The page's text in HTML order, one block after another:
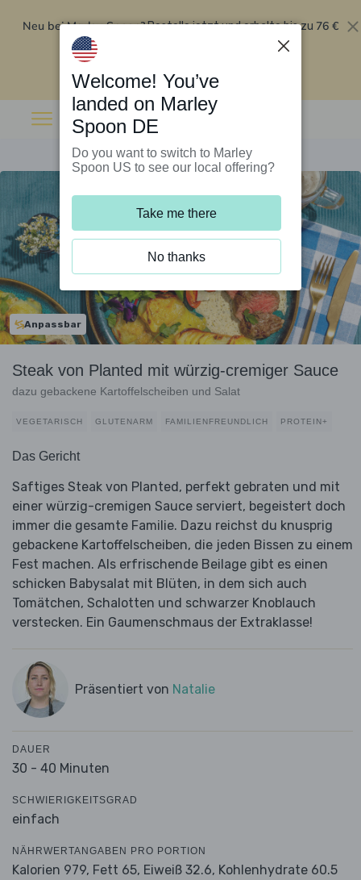
Neu bei Marley Spoon?Bestelle jetzt und erhalte bis zu 76 €
Rabatt auf deine ersten fünf Boxen
Anpassbar
Steak von Planted mit würzig-cremiger Sauce
dazu gebackene Kartoffelscheiben und Salat
VEGETARISCH GLUTENARM FAMILIENFREUNDLICH PROTEIN+
Das Gericht
Saftiges Steak von Planted, perfekt gebraten und mit
einer würzig-cremigen Sauce serviert, begeistert doch
immer die gesamte Familie. Dazu reichst du knusprig
gebackene Kartoffelscheiben, die jeden Bissen zu einem
Fest machen. Als erfrischende Beilage gibt es einen
schicken Babysalat mit Blüten, in dem sich auch
Tomätchen, Schalotten und schwarzer Knoblauch
verstecken. Ein Gaumenschmaus der Extraklasse!
Präsentiert von Natalie
DAUER
30 - 40 Minuten
SCHWIERIGKEITSGRAD
einfach
NÄHRWERTANGABEN PRO PORTION
Kalorien 979, Fett 65, Eiweiß 32.6, Kohlenhydrate 60.5
Welcome! You’ve
landed on Marley
Spoon DE
Do you want to switch to Marley
Spoon US to see our local offering?
Take me there
No thanks